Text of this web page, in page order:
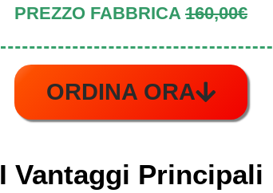
PREZZO FABBRICA 160,00€
ORDINA ORA
I Vantaggi Principali